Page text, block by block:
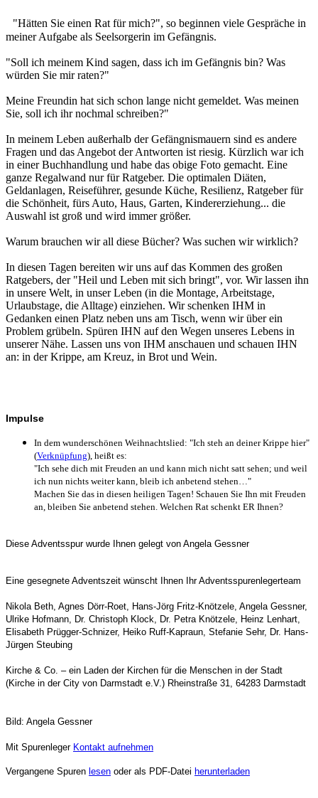
"Hätten Sie einen Rat für mich?", so beginnen viele Gespräche in
meiner Aufgabe als Seelsorgerin im Gefängnis.
"Soll ich meinem Kind sagen, dass ich im Gefängnis bin? Was
würden Sie mir raten?"
Meine Freundin hat sich schon lange nicht gemeldet. Was meinen
Sie, soll ich ihr nochmal schreiben?"
In meinem Leben außerhalb der Gefängnismauern sind es andere
Fragen und das Angebot der Antworten ist riesig. Kürzlich war ich
in einer Buchhandlung und habe das obige Foto gemacht. Eine
ganze Regalwand nur für Ratgeber. Die optimalen Diäten,
Geldanlagen, Reiseführer, gesunde Küche, Resilienz, Ratgeber für
die Schönheit, fürs Auto, Haus, Garten, Kindererziehung... die
Auswahl ist groß und wird immer größer.
Warum brauchen wir all diese Bücher? Was suchen wir wirklich?
In diesen Tagen bereiten wir uns auf das Kommen des großen
Ratgebers, der "Heil und Leben mit sich bringt", vor. Wir lassen ihn
in unsere Welt, in unser Leben (in die Montage, Arbeitstage,
Urlaubstage, die Alltage) einziehen. Wir schenken IHM in
Gedanken einen Platz neben uns am Tisch, wenn wir über ein
Problem grübeln. Spüren IHN auf den Wegen unseres Lebens in
unserer Nähe. Lassen uns von IHM anschauen und schauen IHN
an: in der Krippe, am Kreuz, in Brot und Wein.
Impulse
In dem wunderschönen Weihnachtslied: "Ich steh an deiner Krippe hier"
(Verknüpfung), heißt es:
"Ich sehe dich mit Freuden an und kann mich nicht satt sehen; und weil
ich nun nichts weiter kann, bleib ich anbetend stehen…"
Machen Sie das in diesen heiligen Tagen! Schauen Sie Ihn mit Freuden
an, bleiben Sie anbetend stehen. Welchen Rat schenkt ER Ihnen?
Diese Adventsspur wurde Ihnen gelegt von Angela Gessner
Eine gesegnete Adventszeit wünscht Ihnen Ihr Adventsspurenlegerteam
Nikola Beth, Agnes Dörr-Roet, Hans-Jörg Fritz-Knötzele, Angela Gessner,
Ulrike Hofmann, Dr. Christoph Klock, Dr. Petra Knötzele, Heinz Lenhart,
Elisabeth Prügger-Schnizer, Heiko Ruff-Kapraun, Stefanie Sehr, Dr. Hans-
Jürgen Steubing
Kirche & Co. – ein Laden der Kirchen für die Menschen in der Stadt
(Kirche in der City von Darmstadt e.V.) Rheinstraße 31, 64283 Darmstadt
Bild: Angela Gessner
Mit Spurenleger Kontakt aufnehmen
Vergangene Spuren lesen oder als PDF-Datei herunterladen